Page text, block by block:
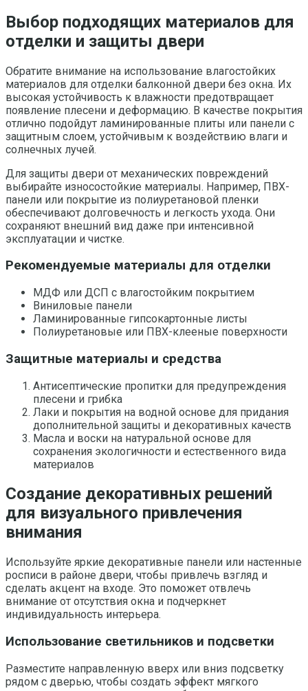
Выбор подходящих материалов для
отделки и защиты двери
Обратите внимание на использование влагостойких
материалов для отделки балконной двери без окна. Их
высокая устойчивость к влажности предотвращает
появление плесени и деформацию. В качестве покрытия
отлично подойдут ламинированные плиты или панели с
защитным слоем, устойчивым к воздействию влаги и
солнечных лучей.
Для защиты двери от механических повреждений
выбирайте износостойкие материалы. Например, ПВХ-
панели или покрытие из полиуретановой пленки
обеспечивают долговечность и легкость ухода. Они
сохраняют внешний вид даже при интенсивной
эксплуатации и чистке.
Рекомендуемые материалы для отделки
МДФ или ДСП с влагостойким покрытием
Виниловые панели
Ламинированные гипсокартонные листы
Полиуретановые или ПВХ-клееные поверхности
Защитные материалы и средства
Антисептические пропитки для предупреждения
плесени и грибка
Лаки и покрытия на водной основе для придания
дополнительной защиты и декоративных качеств
Масла и воски на натуральной основе для
сохранения экологичности и естественного вида
материалов
Создание декоративных решений
для визуального привлечения
внимания
Используйте яркие декоративные панели или настенные
росписи в районе двери, чтобы привлечь взгляд и
сделать акцент на входе. Это поможет отвлечь
внимание от отсутствия окна и подчеркнет
индивидуальность интерьера.
Использование светильников и подсветки
Разместите направленную вверх или вниз подсветку
рядом с дверью, чтобы создать эффект мягкого